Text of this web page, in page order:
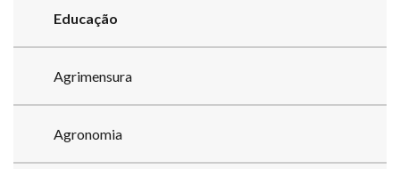
Educação
Agrimensura
Agronomia